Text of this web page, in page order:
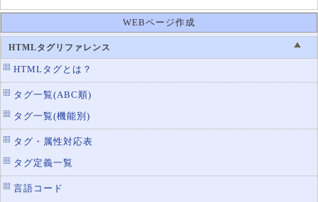
WEBページ作成
HTMLタグリファレンス
HTMLタグとは？
タグ一覧(ABC順)
タグ一覧(機能別)
タグ・属性対応表
タグ定義一覧
言語コード